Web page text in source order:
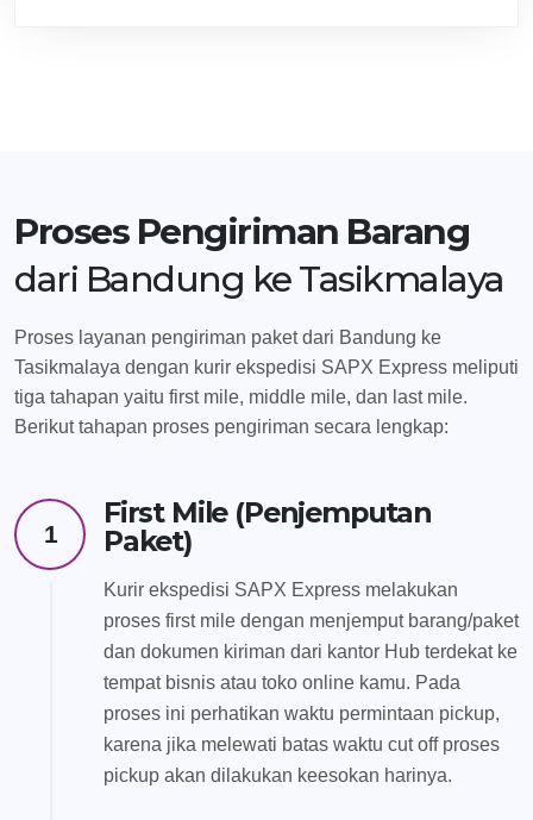
Proses Pengiriman Barang
dari Bandung ke Tasikmalaya
Proses layanan pengiriman paket dari Bandung ke
Tasikmalaya dengan kurir ekspedisi SAPX Express meliputi
tiga tahapan yaitu first mile, middle mile, dan last mile.
Berikut tahapan proses pengiriman secara lengkap:
1
First Mile (Penjemputan
Paket)
Kurir ekspedisi SAPX Express melakukan
proses first mile dengan menjemput barang/paket
dan dokumen kiriman dari kantor Hub terdekat ke
tempat bisnis atau toko online kamu. Pada
proses ini perhatikan waktu permintaan pickup,
karena jika melewati batas waktu cut off proses
pickup akan dilakukan keesokan harinya.